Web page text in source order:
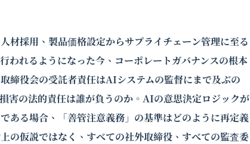
採用、製品価格設定からサプライチェーン管理に至る
れるようになった今、コーポレートガバナンスの根本
締役会の受託者責任はAIシステムの監督にまで及ぶの
害の法的責任は誰が負うのか。AIの意思決定ロジックが
ある場合、「善管注意義務」の基準はどのように再定義
の仮説ではなく、すべての社外取締役 、すべての監査委